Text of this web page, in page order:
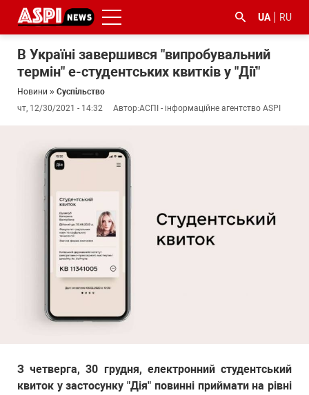
UA RU
В Україні завершився "випробувальний
термін" е-студентських квитків у "Дії"
Новини » Суспільство
чт, 12/30/2021 - 14:32
Автор:АСПІ - інформаційне агентство ASPI
З четверга, 30 грудня, електронний студентський
квиток у застосунку "Дія" повинні приймати на рівні
#боротьба
з
корупцією
#ДФС